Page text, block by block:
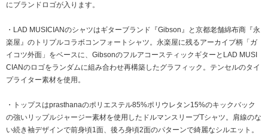
にブランドロゴが入ります。
・LAD MUSICIANのシャツはギターブランド『Gibson』と京都老舗綿布商『永
楽屋』のトリプルコラボコンフォートシャツ。永楽屋に残るアーカイブ柄「ガ
イコツ外面」をベースに、GibsonのフルアコースティックギターとLAD MUSI
CIANのロゴをランダムに組み合わせ再構築したグラフィック。テンセルのタイ
プライター素材を使用。
・トップスはprasthanaのポリエステル85%ポリウレタン15%のキックバック
の強いリップルジャージー素材を使用したドルマンスリーブTシャツ。肩線のな
い続き袖デザインで前身頃1面、後ろ身頃2面のパターンで綺麗なシルエット。